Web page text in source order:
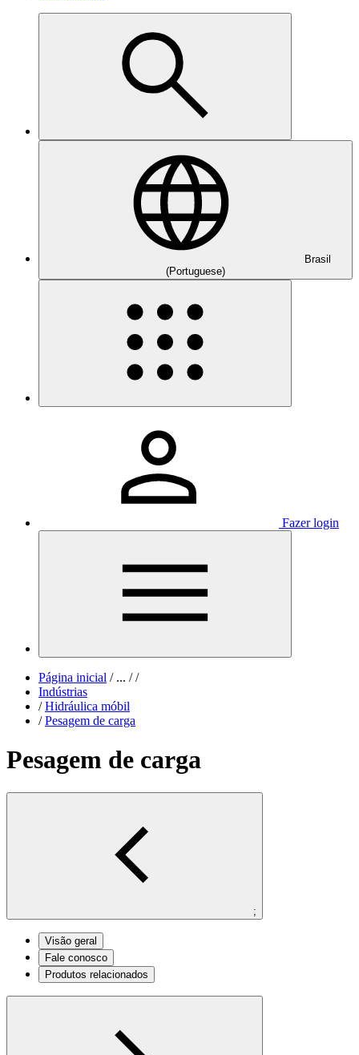
Brasil
(Portuguese)
Fazer login
Página inicial /... / /
Indústrias
/ Hidráulica móbil
/ Pesagem de carga
Pesagem de carga
;
Visão geral
Fale conosco
Produtos relacionados